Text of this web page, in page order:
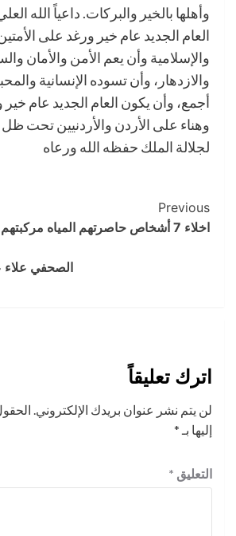
وأهلها بالخير والبركات. داعياً الله
العام الجديد عام خير ورغد على
والإسلامية وأن يعم الأمن والأمان
والازدهار، وأن تسوده الإنسانية
أجمع، وأن يكون العام الجديد عام خير
وهناء على الأردن والأردنيين تحت ظل
لجلالة الملك حفظه الله ورعاه
Post
Navigation
Previous
اخلاء 7 أشخاص حاصرتهم المياه مركبتهم في الزرقاء
الصحفي علاء
اترك تعليقاً
لن يتم نشر عنوان بريدك الإلكتروني.
إليها بـ *
التعليق *